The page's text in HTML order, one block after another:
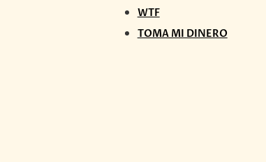
WTF
TOMA MI DINERO